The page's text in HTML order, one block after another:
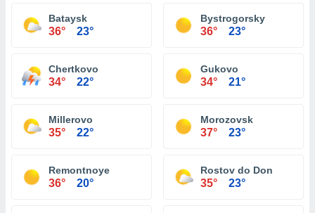
Bataysk
36° 23°
Bystrogorsky
36° 23°
Chertkovo
34° 22°
Gukovo
34° 21°
Millerovo
35° 22°
Morozovsk
37° 23°
Remontnoye
36° 20°
Rostov do Don
35° 23°